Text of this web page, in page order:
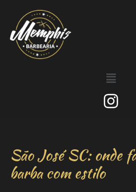
São José SC: onde
barba com estilo